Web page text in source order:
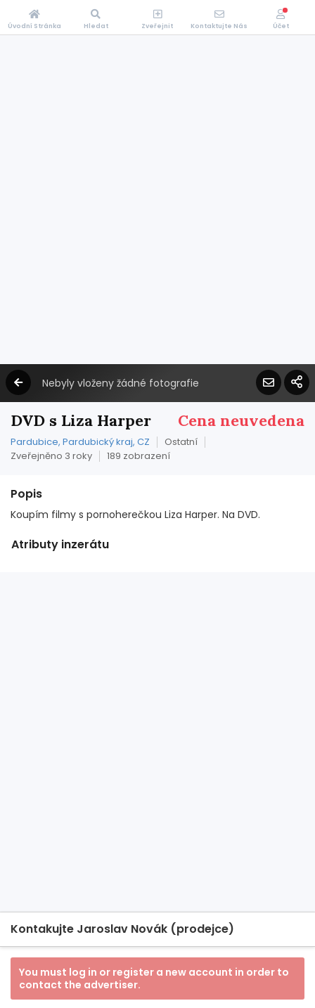
Nebyly vloženy žádné fotografie
Cena neuvedena
DVD s Liza Harper
Pardubice, Pardubický kraj, CZ
Ostatní
Zveřejněno 3 roky
189 zobrazení
Popis
Koupím filmy s pornoherečkou Liza Harper. Na DVD.
Atributy inzerátu
Kontakujte Jaroslav Novák (prodejce)
You must log in or register a new account in order to
contact the advertiser.
Úvodní Stránka Hledat Zveřejnit Kontaktujte Nás Účet